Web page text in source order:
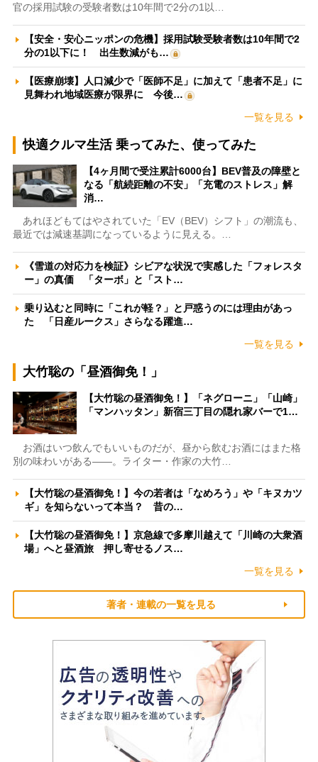
官の採用試験の受験者数は10年間で2分の1以…
【安全・安心ニッポンの危機】採用試験受験者数は10年間で2
分の1以下に！ 出生数減がも…
【医療崩壊】人口減少で「医師不足」に加えて「患者不足」に
見舞われ地域医療が限界に 今後…
一覧を見る
快適クルマ生活 乗ってみた、使ってみた
【4ヶ月間で受注累計6000台】BEV普及の障壁と
なる「航続距離の不安」「充電のストレス」解
消…
あれほどもてはやされていた「EV（BEV）シフト」の潮流も、
最近では減速基調になっているように見える。…
《雪道の対応力を検証》シビアな状況で実感した「フォレスタ
ー」の真価 「ターボ」と「スト…
乗り込むと同時に「これが軽？」と戸惑うのには理由があっ
た 「日産ルークス」さらなる躍進…
一覧を見る
大竹聡の「昼酒御免！」
【大竹聡の昼酒御免！】「ネグローニ」「山崎」
「マンハッタン」新宿三丁目の隠れ家バーで1…
お酒はいつ飲んでもいいものだが、昼から飲むお酒にはまた格
別の味わいがある――。ライター・作家の大竹…
【大竹聡の昼酒御免！】今の若者は「なめろう」や「キヌカツ
ギ」を知らないって本当？ 昔の…
【大竹聡の昼酒御免！】京急線で多摩川越えて「川崎の大衆酒
場」へと昼酒旅 押し寄せるノス…
一覧を見る
著者・連載の一覧を見る